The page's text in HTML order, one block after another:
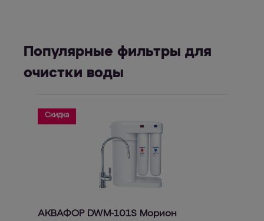
Популярные фильтры для
очистки воды
Скидка
АКВАФОР DWM-101S Морион